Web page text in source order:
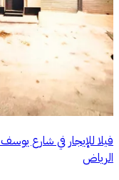
فيلا للإيجار في شارع
الرياض